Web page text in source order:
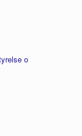
o